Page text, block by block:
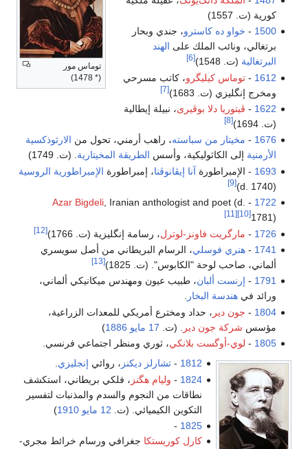
توماس مور
(* 1478)
كورية (ت. 1557)
1500
- خواو ده كاسترو، جندي وبحار
برتغالي، ونائب الملك على الهند
البرتغالية (ت. 1548) [6]
1612
-توماس كيليگرو، كاتب مسرحي
ومخرج إنگليزي (ت. 1683)
[7]
1622
- ڤيتوريا دلا بوڤيرى، نبيلة إيطالية
(ت. 1694)
[8]
1676
- مخيتار من سباسته، راهب أرمني، تحول من الارثوذكسية
الأرمنية إلى الكاثوليكية، وأسس الطريقة المخيتارية. (ت. 1749)
1693 - الإمبراطورة آنا إيڤانوڤنا، إمبراطورة الإمبراطورية الروسية
(d. 1740)
[9]
1722
-
Azar Bigdeli, Iranian anthologist and poet (d.
1781)
[10]
[11]
1726
- مارگريت فاونز-لوترل، رسامة إنگليزية (ت. 1766) [12]
1741
-هنري فوسلي، الرسام البريطاني من أصل سويسري
ألماني، صاحب لوحة "الكابوس". (ت. 1825)
[13]
1791
- إرنست ألبان، طبيب عيون ومهندس ميكانيكي ألماني،
ورائد فيهندسة البخار .
1804
- جون دير ، حداد ومخترع أمريكي للمعدات الزراعية،
مؤسس شركة جون دير . (ت. 17 مايو 1886
)
1805
- لوي-أوگست بلانكي، ثوري ومنظر اجتماعي فرنسي.
1812
- تشارلز ديكنز ، روائي إنجليزي
1824
- وليام هگنز ، فلكي بريطاني، استكشف
نطاقات من النجوم والسدم والمذنبات لتفسير
التكوين الكيميائي. (ت. 12 مايو 1910
)
1825
-
كارل كوريستكا جغرافي ورسام خرائط مجري-